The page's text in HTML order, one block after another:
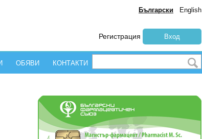
Български English
Регистрация Вход
ОБЯВИ КОНТАКТИ